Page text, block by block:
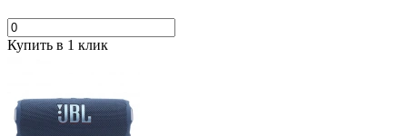
Купить в 1 клик